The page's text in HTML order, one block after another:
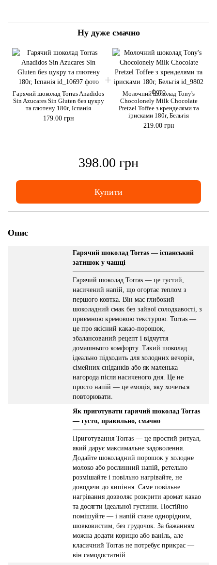
Ну дуже смачно
Гарячий шоколад Torras Anadidos
Sin Azucares Sin Gluten без цукру
та глютену 180г, Іспанія
179.00 грн
Молочний шоколад Tony's
Chocolonely Milk Chocolate
Pretzel Toffee з кренделями та
ірисками 180г, Бельгія
219.00 грн
398.00 грн
Купити
Опис
Гарячий шоколад Torras — іспанський
затишок у чашці
Гарячий шоколад Torras — це густий,
насичений напій, що огортає теплом з
першого ковтка. Він має глибокий
шоколадний смак без зайвої солодкавості, з
приємною кремовою текстурою. Torras —
це про якісний какао-порошок,
збалансований рецепт і відчуття
домашнього комфорту. Такий шоколад
ідеально підходить для холодних вечорів,
сімейних сніданків або як маленька
нагорода після насиченого дня. Це не
просто напій — це емоція, яку хочеться
повторювати.
Як приготувати гарячий шоколад Torras
— густо, правильно, смачно
Приготування Torras — це простий ритуал,
який дарує максимальне задоволення.
Додайте шоколадний порошок у холодне
молоко або рослинний напій, ретельно
розмішайте і повільно нагрівайте, не
доводячи до кипіння. Саме повільне
нагрівання дозволяє розкрити аромат какао
та досягти ідеальної густини. Постійно
помішуйте — і напій стане однорідним,
шовковистим, без грудочок. За бажанням
можна додати корицю або ваніль, але
класичний Torras не потребує прикрас —
він самодостатній.